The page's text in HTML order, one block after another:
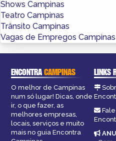
Shows Campinas
Teatro Campinas
Trânsito Campinas
Vagas de Empregos Campinas
ENCONTRACAMPINAS
O melhor de Campinas
num só lugar! Dicas, onde
ir, o que fazer, as
melhores empresas,
locais, serviços e muito
mais no guia Encontra
LINKS